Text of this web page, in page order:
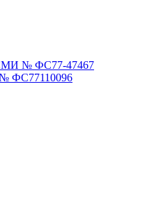
СМИ № ФС77-47467
ФС77110096